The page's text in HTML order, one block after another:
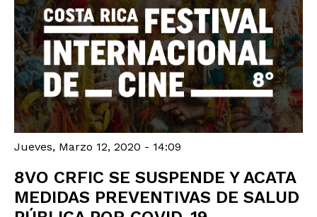
Jueves, Marzo 12, 2020 - 14:09
8VO CRFIC SE SUSPENDE Y ACATA
MEDIDAS PREVENTIVAS DE SALUD